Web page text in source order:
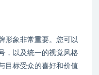
形象非常重要。您可以
，以及统一的视觉风格
目标受众的喜好和价值